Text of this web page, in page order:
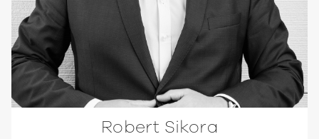
Robert Sikora